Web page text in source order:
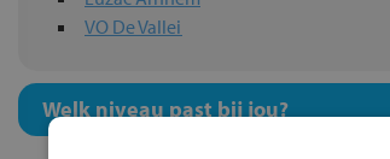
VO De Vallei
Welk niveau past bij jou?